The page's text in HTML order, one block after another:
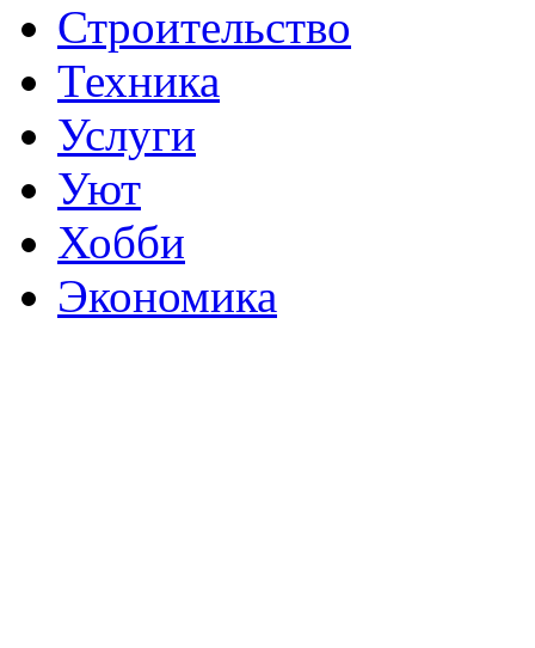
Строительство
Техника
Услуги
Уют
Хобби
Экономика